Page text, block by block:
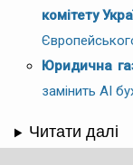
комітету
Юридична
замінить AI
Читати далі